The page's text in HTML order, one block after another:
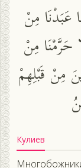
عَبَدْنَا مِنْ
حَرَّمْنَا مِنْ
مِنْ قَبْلِهِمْ
Кулиев